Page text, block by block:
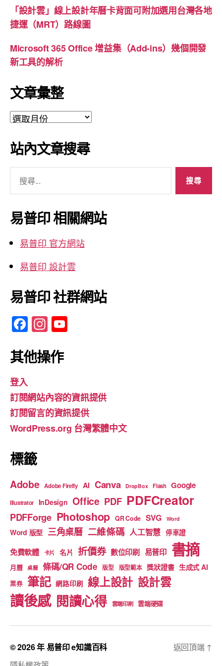
「設計雲」線上設計年曆卡背面可附加選用台灣各地
捷運（MRT）路線圖
Microsoft 365 Office 增益集（Add-ins）幾個開發
新工具的解析
文章彙整
文
彙
整
站內文章搜尋
關
鍵
字:
易普印 相關網站
易普印 官方網站
易普印 設計雲
易普印 社群網站
F
a
c
b
o
o
k
In
st
a
gr
a
m
u
b
e
其他操作
登入
訂閱網站內容的資訊提供
訂閱留言的資訊提供
WordPress.org 台灣繁體中文
標籤
Adobe Adobe Firefly AI Canva DropBox Flash Google
Illustrator InDesign Office PDF PDFCreator
PDFForge Photoshop QR Code SVG Word
Word 版型 三角桌曆 二維條碼 人工智慧 停車證
免費軟體 卡片 名片 折價券 數位印刷 易普印 書摘
月曆 桌曆 條碼/QR Code 版型 版型範本 獎狀證書 生成式 AI
票券 筆記 網路印刷 線上設計 設計雲
讀後感 閱讀心得 雲端印刷 雲端硬碟
© 2026 年易普印 e知識百科
返回頂端 ↑